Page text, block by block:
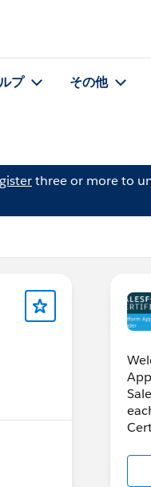
プ その他
three or more to